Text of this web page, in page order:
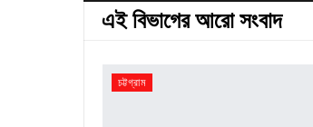
এই বিভাগের আরো সংবাদ
চট্টগ্রাম